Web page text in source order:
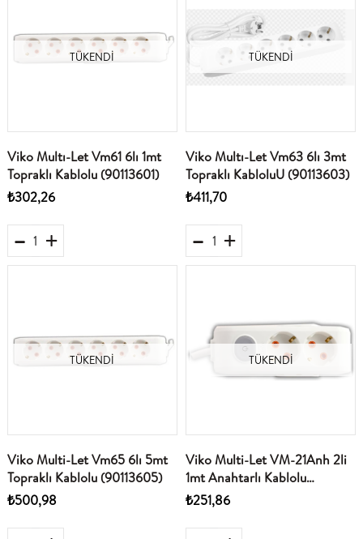
TÜKENDI
Viko Multı-Let Vm61 6lı 1mt
Topraklı Kablolu (90113601)
₺302,26
TÜKENDI
Viko Multı-Let Vm63 6lı 3mt
Topraklı KabloluU (90113603)
₺411,70
TÜKENDI
Viko Multi-Let Vm65 6lı 5mt
Topraklı Kablolu (90113605)
₺500,98
TÜKENDI
Viko Multi-Let VM-21Anh 2li
1mt Anahtarlı Kablolu
(90117201)
₺251,86